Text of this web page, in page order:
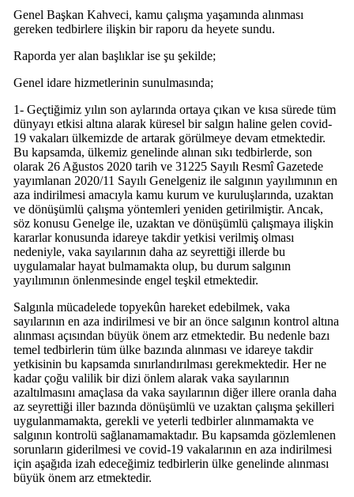
Genel Başkan Kahveci, kamu çalışma yaşamında alınması
gereken tedbirlere ilişkin bir raporu da heyete sundu.
Raporda yer alan başlıklar ise şu şekilde;
Genel idare hizmetlerinin sunulmasında;
1- Geçtiğimiz yılın son aylarında ortaya çıkan ve kısa sürede tüm
dünyayı etkisi altına alarak küresel bir salgın haline gelen covid-
19 vakaları ülkemizde de artarak görülmeye devam etmektedir.
Bu kapsamda, ülkemiz genelinde alınan sıkı tedbirlerde, son
olarak 26 Ağustos 2020 tarih ve 31225 Sayılı Resmî Gazetede
yayımlanan 2020/11 Sayılı Genelgeniz ile salgının yayılımının en
aza indirilmesi amacıyla kamu kurum ve kuruluşlarında, uzaktan
ve dönüşümlü çalışma yöntemleri yeniden getirilmiştir. Ancak,
söz konusu Genelge ile, uzaktan ve dönüşümlü çalışmaya ilişkin
kararlar konusunda idareye takdir yetkisi verilmiş olması
nedeniyle, vaka sayılarının daha az seyrettiği illerde bu
uygulamalar hayat bulmamakta olup, bu durum salgının
yayılımının önlenmesinde engel teşkil etmektedir.
Salgınla mücadelede topyekûn hareket edebilmek, vaka
sayılarının en aza indirilmesi ve bir an önce salgının kontrol altına
alınması açısından büyük önem arz etmektedir. Bu nedenle bazı
temel tedbirlerin tüm ülke bazında alınması ve idareye takdir
yetkisinin bu kapsamda sınırlandırılması gerekmektedir. Her ne
kadar çoğu valilik bir dizi önlem alarak vaka sayılarının
azaltılmasını amaçlasa da vaka sayılarının diğer illere oranla daha
az seyrettiği iller bazında dönüşümlü ve uzaktan çalışma şekilleri
uygulanmamakta, gerekli ve yeterli tedbirler alınmamakta ve
salgının kontrolü sağlanamamaktadır. Bu kapsamda gözlemlenen
sorunların giderilmesi ve covid-19 vakalarının en aza indirilmesi
için aşağıda izah edeceğimiz tedbirlerin ülke genelinde alınması
büyük önem arz etmektedir.